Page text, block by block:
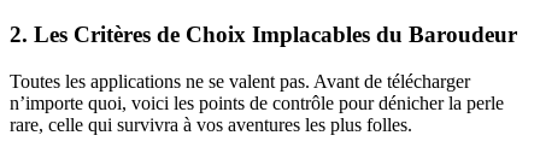
2. Les Critères de Choix Implacables du Baroudeur
Toutes les applications ne se valent pas. Avant de télécharger
n’importe quoi, voici les points de contrôle pour dénicher la perle
rare, celle qui survivra à vos aventures les plus folles.